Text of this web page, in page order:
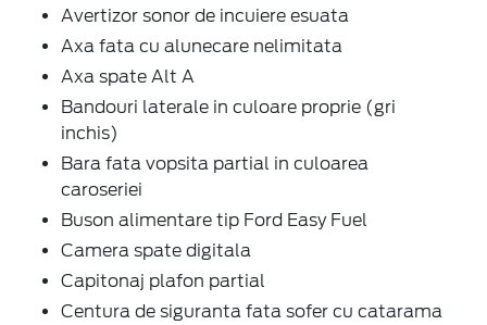
Avertizor sonor de incuiere esuata
Axa fata cu alunecare nelimitata
Axa spate Alt A
Bandouri laterale in culoare proprie (gri
inchis)
Bara fata vopsita partial in culoarea
caroseriei
Buson alimentare tip Ford Easy Fuel
Camera spate digitala
Capitonaj plafon partial
Centura de siguranta fata sofer cu catarama